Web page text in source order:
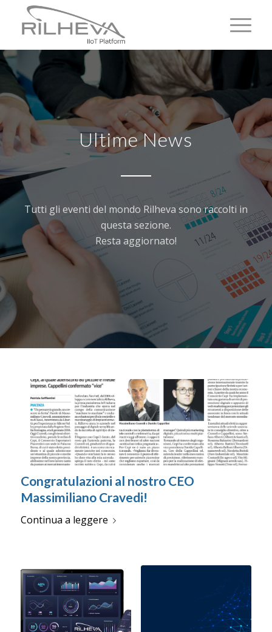
Ultime News
Tutti gli eventi del mondo Rilheva sono raccolti in
questa sezione.
Resta aggiornato!
Congratulazioni al nostro CEO
Massimiliano Cravedi!
Continua a leggere